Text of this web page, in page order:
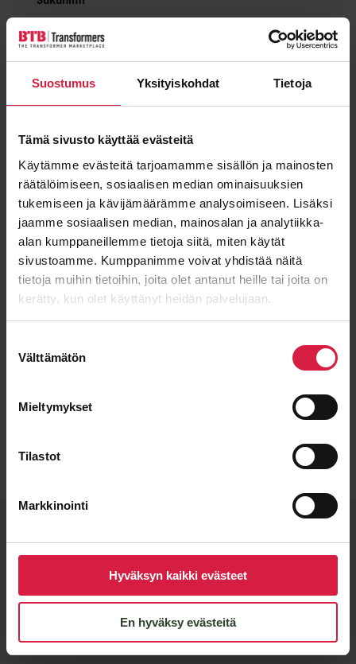
Suostumus Yksityiskohdat Tietoja
Tämä sivusto käyttää evästeitä
Käytämme evästeitä tarjoamamme sisällön ja mainosten
räätälöimiseen, sosiaalisen median ominaisuuksien
tukemiseen ja kävijämäärämme analysoimiseen. Lisäksi
jaamme sosiaalisen median, mainosalan ja analytiikka-
alan kumppaneillemme tietoja siitä, miten käytät
sivustoamme. Kumppanimme voivat yhdistää näitä
tietoja muihin tietoihin, joita olet antanut heille tai joita on
kerätty, kun olet käyttänyt heidän palvelujaan.
valinta
Välttämätön
Mieltymykset
Tilastot
Markkinointi
Hyväksyn kaikki evästeet
En hyväksy evästeitä
Sähköposti
valmistuskumppanit
täyttävän tiukat laatuvaatimuksemme.
Jakelumuuntajamme valmistaa SEM Transformatör,